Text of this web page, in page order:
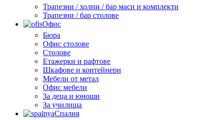
Трапезни / холни / бар маси и комплекти
Трапезни / бар столове
Офис
Бюра
Офис столове
Столове
Етажерки и рафтове
Шкафове и контейнери
Мебели от метал
Офис мебели
За деца и юноши
За училища
Спалня